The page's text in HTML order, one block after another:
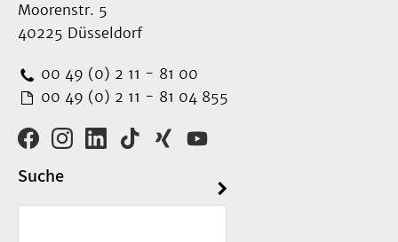
Moorenstr. 5
40225 Düsseldorf
00 49 (0) 2 11 - 81 00
00 49 (0) 2 11 - 81 04 855
Suche